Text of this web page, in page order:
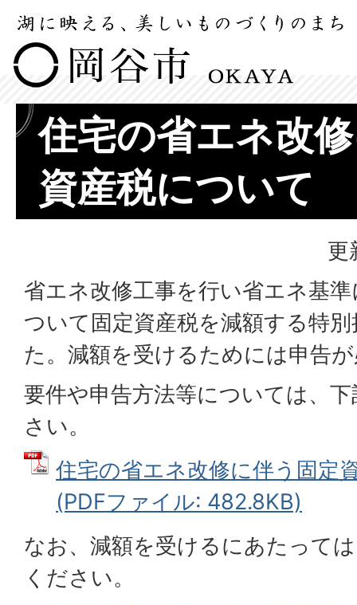
住宅の省エネ改
資産税について
更
省エネ改修工事を行い省エネ基
ついて固定資産税を減額する特
た。減額を受けるためには申告
要件や申告方法等については、
さい。
住宅の省エネ改修に伴う固定
(PDFファイル: 482.8KB)
なお、減額を受けるにあたって
ください。